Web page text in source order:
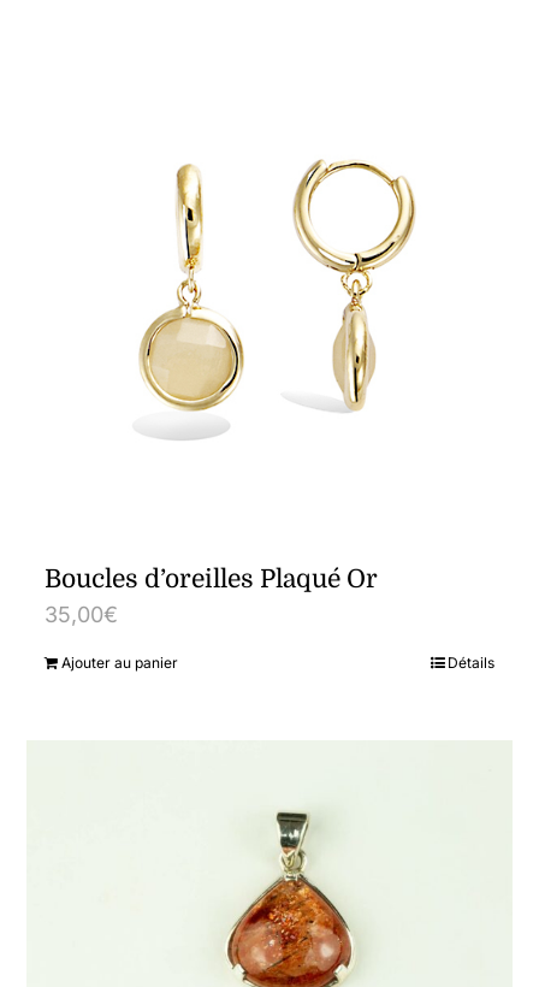
Boucles d’oreilles Plaqué Or
35,00€
Ajouter au panier Détails